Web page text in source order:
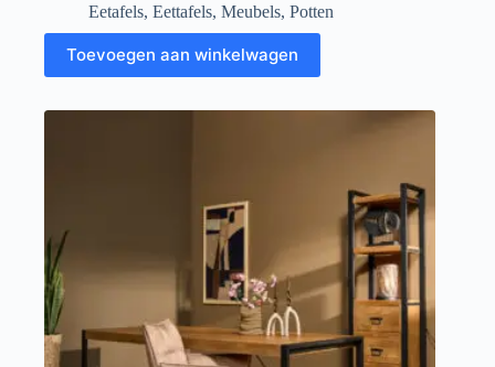
Eetafels, Eettafels, Meubels, Potten
Toevoegen aan winkelwagen